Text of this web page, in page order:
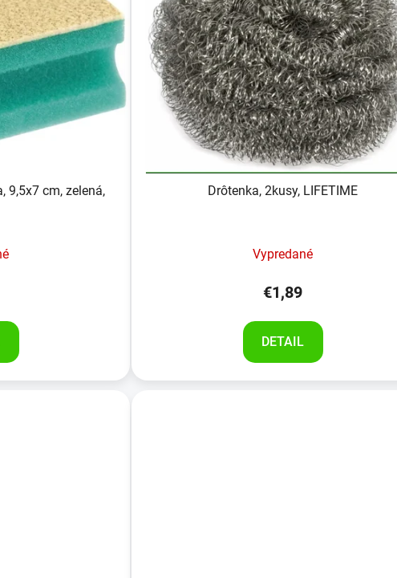
9,5x7 cm, zelená,
Drôtenka, 2kusy, LIFETIME
Vypredané
€1,89
DETAIL